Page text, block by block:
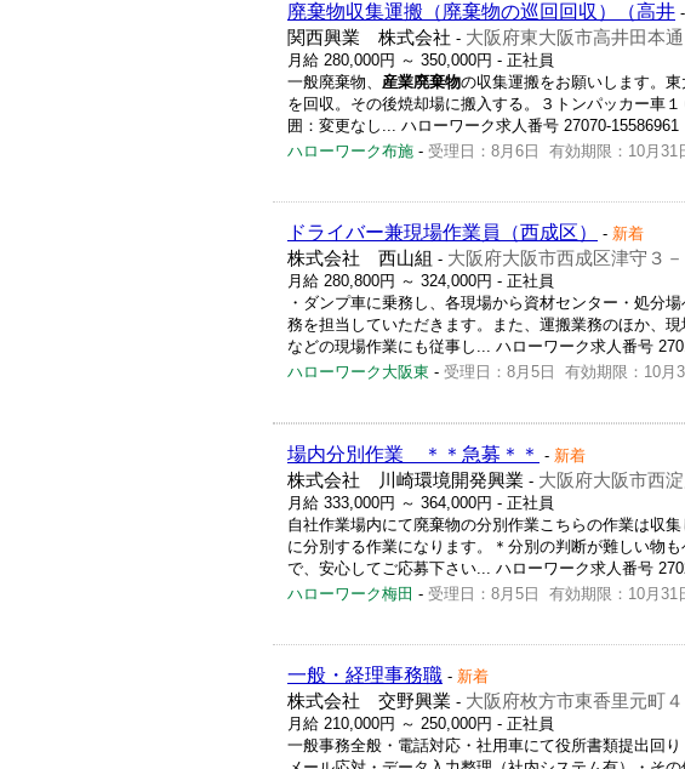
廃棄物収集運搬（廃棄物の巡回回収）（高井 -
関西興業 株式会社 - 大阪府東大阪市高井田本
月給 280,000円 ～ 350,000円 - 正社員
一般廃棄物、 産業廃棄物の収集運搬をお願いします。
を回収。その後焼却場に搬入する。３トンパッカー車
囲：変更なし... ハローワーク求人番号 27070-15586961
ハローワーク布施 - 受理日：8月6日 有効期限：10月31
ドライバー兼現場作業員（西成区） - 新着
株式会社 西山組 - 大阪府大阪市西成区津守３
月給 280,800円 ～ 324,000円 - 正社員
・ダンプ車に乗務し、各現場から資材センター・処分
務を担当していただきます。また、運搬業務のほか、
などの現場作業にも従事し... ハローワーク求人番号
ハローワーク大阪東 - 受理日：8月5日 有効期限：10月
場内分別作業 ＊＊急募＊＊ - 新着
株式会社 川崎環境開発興業 - 大阪府大阪市西
月給 333,000円 ～ 364,000円 - 正社員
自社作業場内にて廃棄物の分別作業こちらの作業は収集
に分別する作業になります。＊分別の判断が難しい物
で、安心してご応募下さい... ハローワーク求人番号
ハローワーク梅田 - 受理日：8月5日 有効期限：10月31
一般・経理事務職 - 新着
株式会社 交野興業 - 大阪府枚方市東香里元町４
月給 210,000円 ～ 250,000円 - 正社員
一般事務全般・電話対応・社用車にて役所書類提出回